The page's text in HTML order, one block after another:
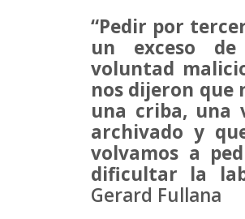
“Pedir por
un exceso de
voluntad
nos dijeron que
una criba, una
archivado y
volvamos a
dificultar la
Gerard Fullana